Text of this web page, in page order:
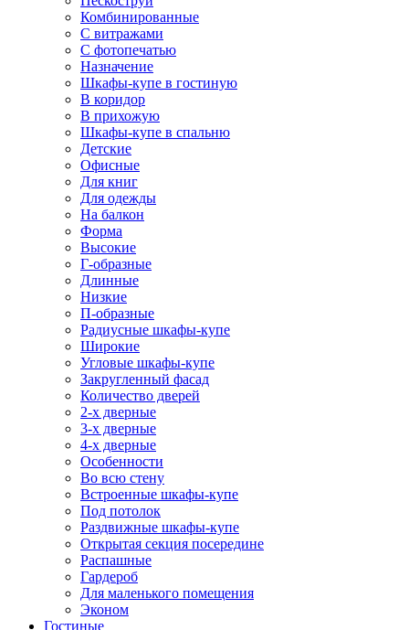
Комбинированные
С витражами
С фотопечатью
Назначение
Шкафы-купе в гостиную
В коридор
В прихожую
Шкафы-купе в спальню
Детские
Офисные
Для книг
Для одежды
На балкон
Форма
Высокие
Г-образные
Длинные
Низкие
П-образные
Радиусные шкафы-купе
Широкие
Угловые шкафы-купе
Закругленный фасад
Количество дверей
2-х дверные
3-х дверные
4-х дверные
Особенности
Во всю стену
Встроенные шкафы-купе
Под потолок
Раздвижные шкафы-купе
Открытая секция посередине
Распашные
Гардероб
Для маленького помещения
Эконом
Гостиные